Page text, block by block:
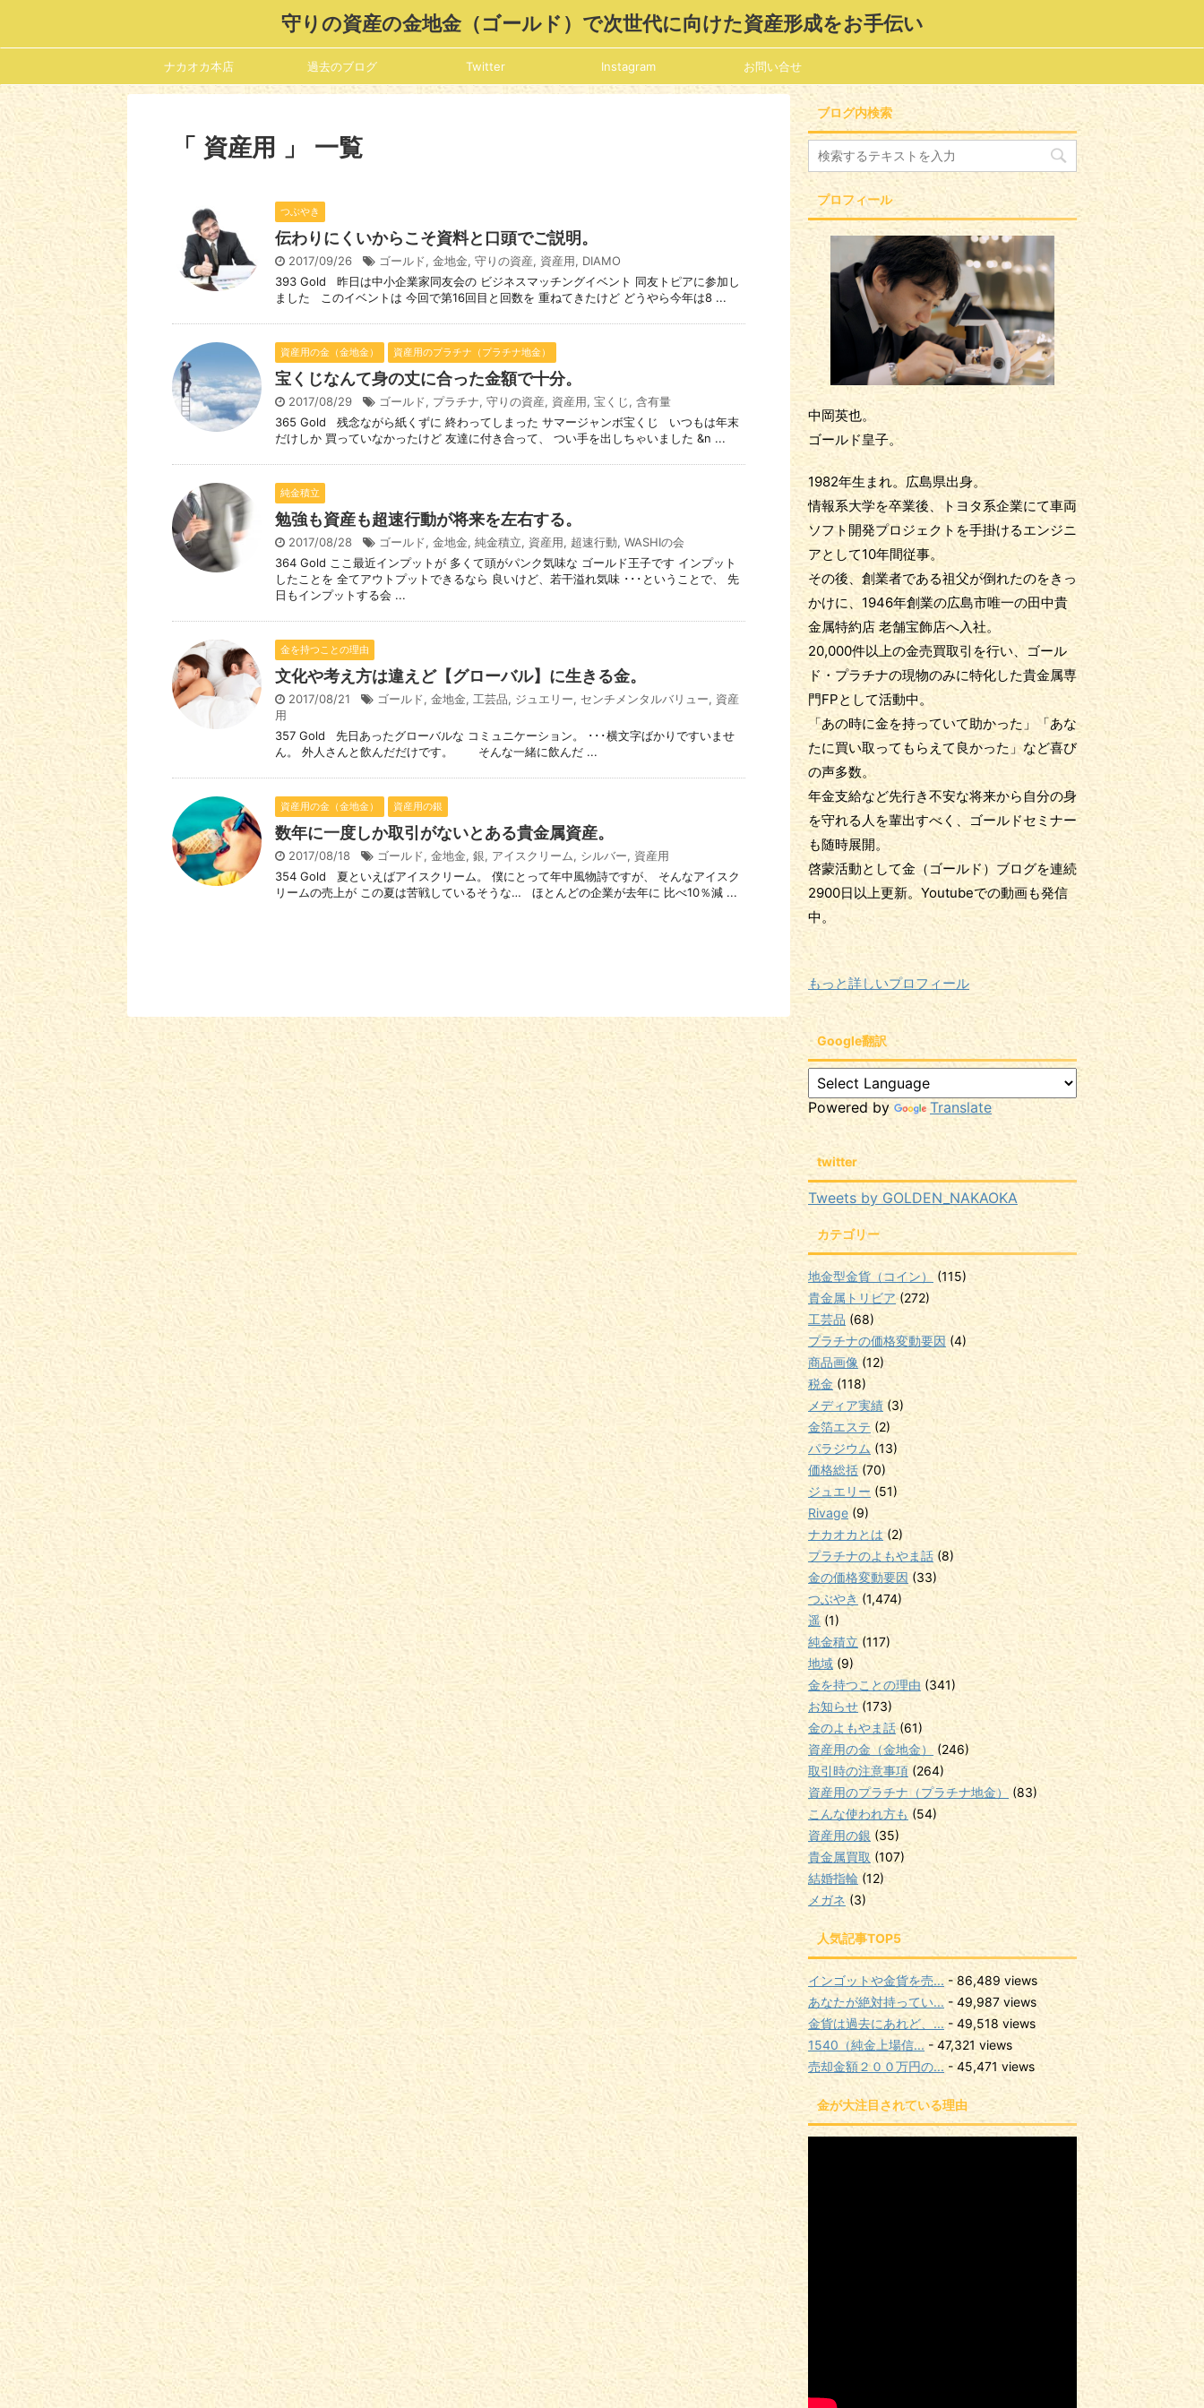
守りの資産の金地金（ゴールド）で次世代に向けた資産形成をお手伝い
ナカオカ本店 過去のブログ Twitter Instagram お問い合せ
「 資産用 」 一覧
つぶやき
伝わりにくいからこそ資料と口頭でご説明。
2017/09/26 ゴールド, 金地金, 守りの資産, 資産用, DIAMO
393 Gold 昨日は中小企業家同友会の ビジネスマッチングイベント 同友トピアに参加し
ました このイベントは 今回で第16回目と回数を 重ねてきたけど どうやら今年は8 ...
資産用の金（金地金） 資産用のプラチナ（プラチナ地金）
宝くじなんて身の丈に合った金額で十分。
2017/08/29 ゴールド, プラチナ, 守りの資産, 資産用, 宝くじ, 含有量
365 Gold 残念ながら紙くずに 終わってしまった サマージャンボ宝くじ いつもは年末
だけしか 買っていなかったけど 友達に付き合って、 つい手を出しちゃいました &n ...
純金積立
勉強も資産も超速行動が将来を左右する。
2017/08/28 ゴールド, 金地金, 純金積立, 資産用, 超速行動, WASHIの会
364 Gold ここ最近インプットが 多くて頭がパンク気味な ゴールド王子です インプット
したことを 全てアウトプットできるなら 良いけど、若干溢れ気味 ･･･ということで、 先
日もインプットする会 ...
金を持つことの理由
文化や考え方は違えど【グローバル】に生きる金。
2017/08/21 ゴールド, 金地金, 工芸品, ジュエリー, センチメンタルバリュー, 資産
用
357 Gold 先日あったグローバルな コミュニケーション。 ･･･横文字ばかりですいませ
ん。 外人さんと飲んだだけです。 そんな一緒に飲んだ ...
資産用の金（金地金） 資産用の銀
数年に一度しか取引がないとある貴金属資産。
2017/08/18 ゴールド, 金地金, 銀, アイスクリーム, シルバー, 資産用
354 Gold 夏といえばアイスクリーム。 僕にとって年中風物詩ですが、 そんなアイスク
リームの売上が この夏は苦戦しているそうな… ほとんどの企業が去年に 比べ10％減 ...
ブログ内検索
プロフィール
中岡英也。
ゴールド皇子。
1982年生まれ。広島県出身。
情報系大学を卒業後、トヨタ系企業にて車両
ソフト開発プロジェクトを手掛けるエンジニ
アとして10年間従事。
その後、創業者である祖父が倒れたのをきっ
かけに、1946年創業の広島市唯一の田中貴
金属特約店 老舗宝飾店へ入社。
20,000件以上の金売買取引を行い、ゴール
ド・プラチナの現物のみに特化した貴金属専
門FPとして活動中。
「あの時に金を持っていて助かった」「あな
たに買い取ってもらえて良かった」など喜び
の声多数。
年金支給など先行き不安な将来から自分の身
を守れる人を輩出すべく、ゴールドセミナー
も随時展開。
啓蒙活動として金（ゴールド）ブログを連続
2900日以上更新。Youtubeでの動画も発信
中。
もっと詳しいプロフィール
Google翻訳
Powered by Translate
twitter
Tweets by GOLDEN_NAKAOKA
カテゴリー
地金型金貨（コイン）
(115)
貴金属トリビア(272)
工芸品 (68)
プラチナの価格変動要因 (4)
商品画像 (12)
税金 (118)
メディア実績 (3)
金箔エステ (2)
パラジウム (13)
価格総括 (70)
ジュエリー (51)
Rivage (9)
ナカオカとは(2)
プラチナのよもやま話 (8)
金の価格変動要因 (33)
つぶやき (1,474)
遥 (1)
純金積立 (117)
地域 (9)
金を持つことの理由 (341)
お知らせ (173)
金のよもやま話(61)
資産用の金（金地金）
(246)
取引時の注意事項 (264)
資産用のプラチナ（プラチナ地金）
(83)
こんな使われ方も (54)
資産用の銀 (35)
貴金属買取 (107)
結婚指輪 (12)
メガネ (3)
人気記事TOP5
インゴットや金貨を売... - 86,489 views
あなたが絶対持ってい... - 49,987 views
金貨は過去にあれど、... - 49,518 views
1540（純金上場信... - 47,321 views
売却金額２００万円の... - 45,471 views
金が大注目されている理由